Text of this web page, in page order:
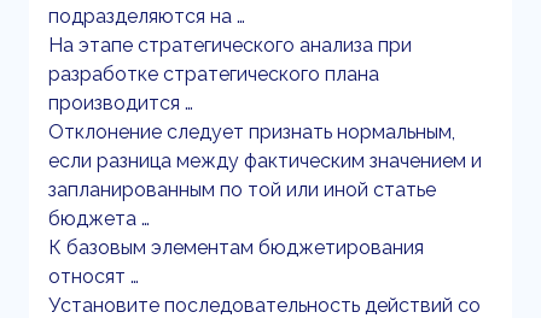
подразделяются на …
На этапе стратегического анализа при
разработке стратегического плана
производится …
Отклонение следует признать нормальным,
если разница между фактическим значением и
запланированным по той или иной статье
бюджета …
К базовым элементам бюджетирования
относят …
Установите последовательность действий со